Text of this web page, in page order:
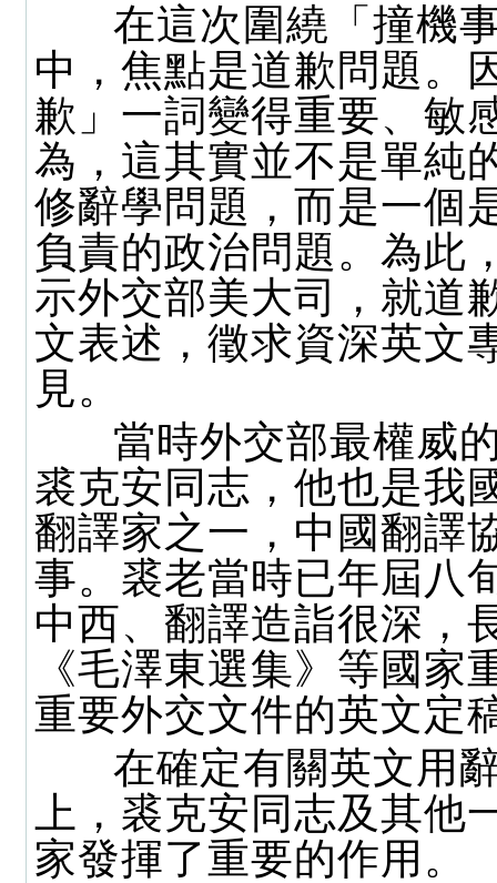
在這次圍繞「撞機
中，焦點是道歉問題。
歉」一詞變得重要、敏
為，這其實並不是單純
修辭學問題，而是一個
負責的政治問題。為此
示外交部美大司，就道
文表述，徵求資深英文
見。
當時外交部最權威
裘克安同志，他也是我
翻譯家之一，中國翻譯
事。裘老當時已年屆八
中西、翻譯造詣很深，
《毛澤東選集》等國家
重要外交文件的英文定
在確定有關英文用
上，裘克安同志及其他
家發揮了重要的作用。